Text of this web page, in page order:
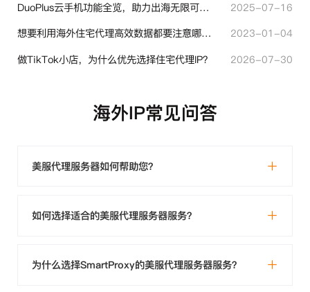
DuoPlus云手机功能全览，助力出海无限可能！
2025-07-16
想要利用海外住宅代理高效数据都要注意哪些地方？
2023-01-04
做TikTok小店，为什么优先选择住宅代理IP？
2026-07-30
海外IP常见问答
美服代理服务器如何帮助您？
如何选择适合的美服代理服务器服务？
为什么选择SmartProxy的美服代理服务器服务？